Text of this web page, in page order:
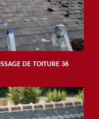
DE TOITURE 36